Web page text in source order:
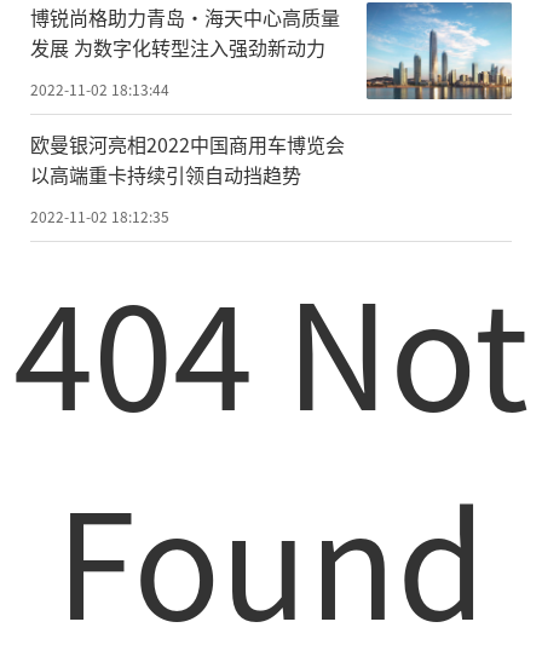
博锐尚格助力青岛·海天中心高质量
发展 为数字化转型注入强劲新动力
2022-11-02 18:13:44
欧曼银河亮相2022中国商用车博览会
以高端重卡持续引领自动挡趋势
2022-11-02 18:12:35
404 Not
Found